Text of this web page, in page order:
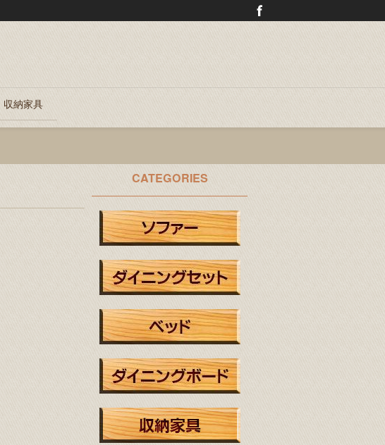
収納家具
CATEGORIES